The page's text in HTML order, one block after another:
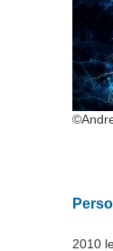
2010